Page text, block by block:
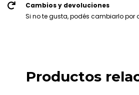
Cambios y devoluciones
Si no te gusta, podés cambiarlo por
Productos